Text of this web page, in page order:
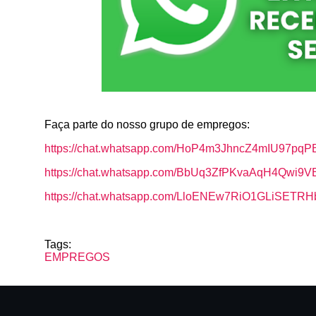
Faça parte do nosso grupo de empregos:
https://chat.whatsapp.com/
https://chat.whatsapp.com/
https://chat.whatsapp.com/
Tags:
EMPREGOS